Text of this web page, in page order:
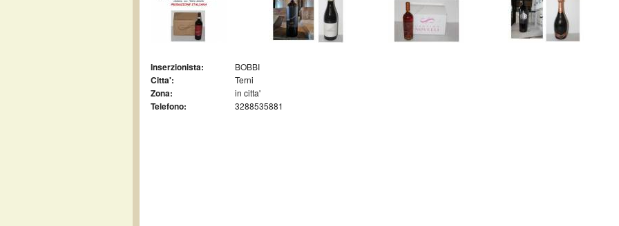
Inserzionista: BOBBI
Citta': Terni
Zona: in citta'
Telefono: 3288535881